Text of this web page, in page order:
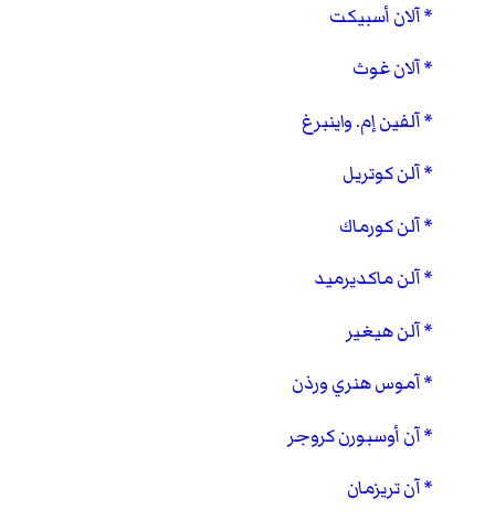
آلان أسبيكت
آلان غوث
آلفين إم. واينبرغ
آلن كوتريل
آلن كورماك
آلن ماكديرميد
آلن هيغير
آموس هنري ورذن
آن أوسبورن كروجر
آن تريزمان